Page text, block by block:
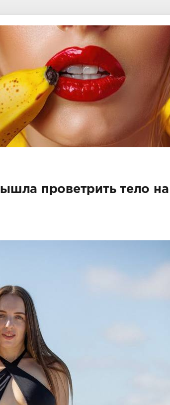
проветрить тело на